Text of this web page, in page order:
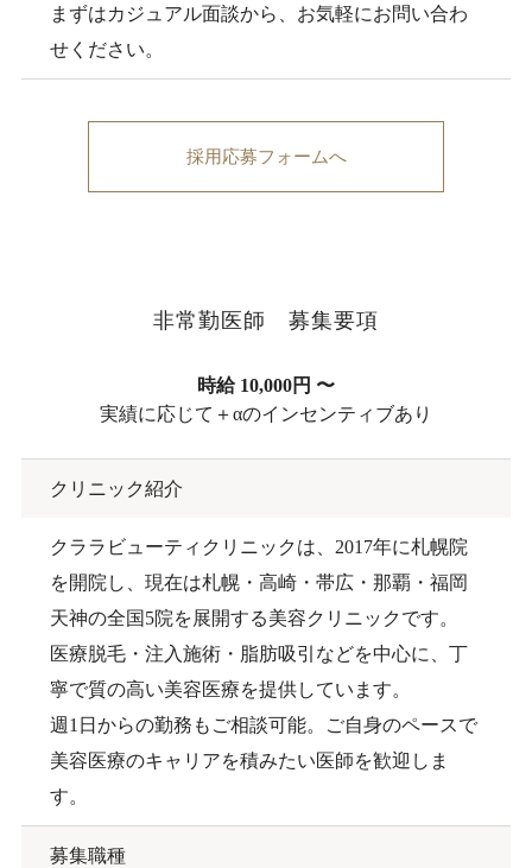
まずはカジュアル面談から、お気軽にお問い合わ
せください。
採用応募フォームへ
非常勤医師 募集要項
時給 10,000円 〜
実績に応じて＋αのインセンティブあり
クリニック紹介
クララビューティクリニックは、2017年に札幌院
を開院し、現在は札幌・高崎・帯広・那覇・福岡
天神の全国5院を展開する美容クリニックです。
医療脱毛・注入施術・脂肪吸引などを中心に、丁
寧で質の高い美容医療を提供しています。
週1日からの勤務もご相談可能。ご自身のペースで
美容医療のキャリアを積みたい医師を歓迎しま
す。
募集職種